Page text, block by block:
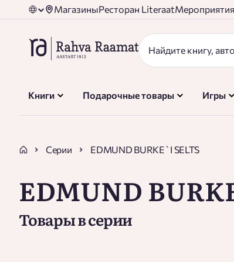
МагазиныРесторан LiteraatМероприятия
Книги Подарочные товары Игры
Серии EDMUND BURKE`I SELTS
EDMUND
Товары в серии